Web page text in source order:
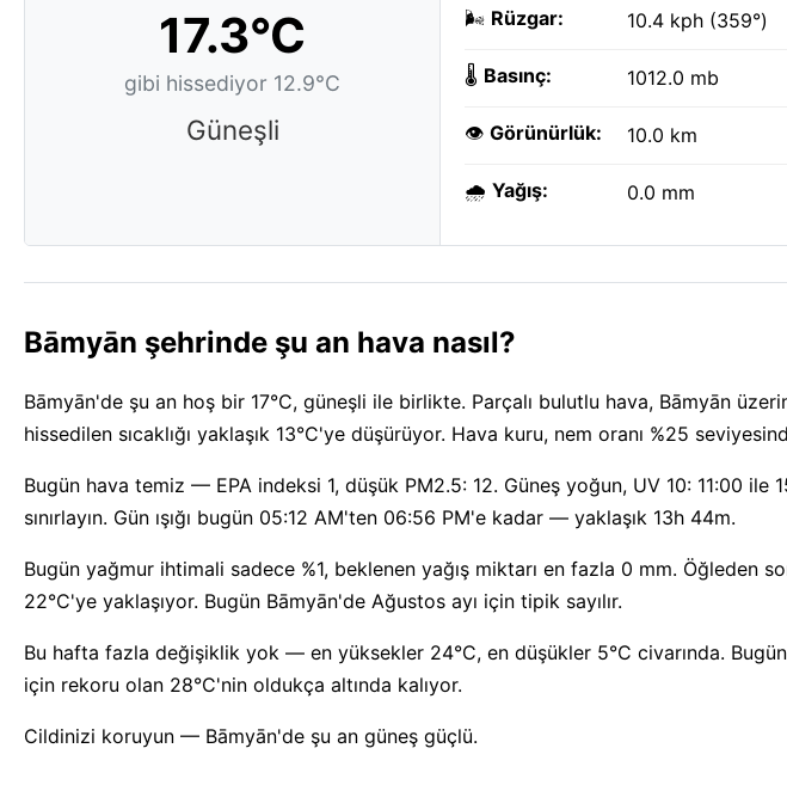
17.3°C
gibi hissediyor 12.9°C
Güneşli
🌬️ Rüzgar: 10.4 kph (359°)
🌡️ Basınç: 1012.0 mb
👁️ Görünürlük: 10.0 km
🌧️ Yağış: 0.0 mm
Bāmyān şehrinde şu an hava nasıl?
Bāmyān'de şu an hoş bir 17°C, güneşli ile birlikte. Parçalı bulutlu hava, Bāmyān
hissedilen sıcaklığı yaklaşık 13°C'ye düşürüyor. Hava kuru, nem oranı %25
Bugün hava temiz — EPA indeksi 1, düşük PM2.5: 12. Güneş yoğun, UV 10: 11:00 ile
sınırlayın. Gün ışığı bugün 05:12 AM'ten 06:56 PM'e kadar — yaklaşık 13h 44m.
Bugün yağmur ihtimali sadece %1, beklenen yağış miktarı en fazla 0 mm. Öğleden
22°C'ye yaklaşıyor. Bugün Bāmyān'de Ağustos ayı için tipik sayılır.
Bu hafta fazla değişiklik yok — en yüksekler 24°C, en düşükler 5°C civarında.
için rekoru olan 28°C'nin oldukça altında kalıyor.
Cildinizi koruyun — Bāmyān'de şu an güneş güçlü.